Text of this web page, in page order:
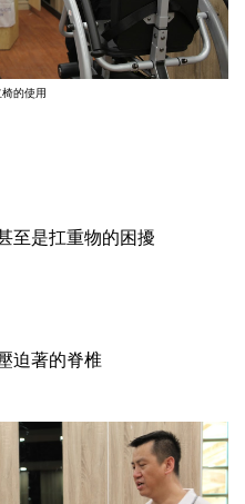
的使用
至是扛重物的困擾
迫著的脊椎